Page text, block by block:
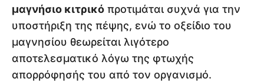
μαγνήσιο κιτρικό προτιμάται συχνά για την
υποστήριξη της πέψης, ενώ το οξείδιο του
μαγνησίου θεωρείται λιγότερο
αποτελεσματικό λόγω της φτωχής
απορρόφησής του από τον οργανισμό.